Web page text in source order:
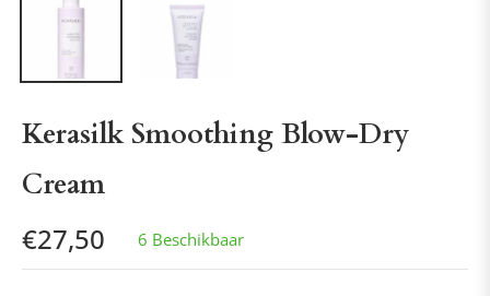
Kerasilk Smoothing Blow-Dry
Cream
Normale
prijs
€27,50 6 Beschikbaar